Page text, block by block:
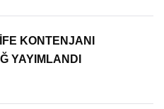
KONTENJANI
YAYIMLANDI